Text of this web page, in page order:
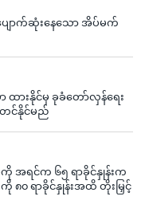
ျောက်ဆုံးနေသော အိပ်မက်
ားနိုင်မှ ခုခံတော်လှန်ရေး
တင်နိုင်မည်
အရင်က ၆၅ ရာခိုင်နှုန်းက
၈၀ ရာခိုင်နှုန်းအထိ တိုးမြှင့်